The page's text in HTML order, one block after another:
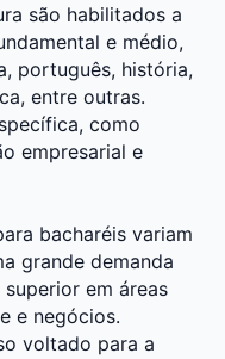
são habilitados a
e médio,
português, história,
entre outras.
como
empresarial e
bacharéis variam
grande demanda
em áreas
e negócios.
voltado para a